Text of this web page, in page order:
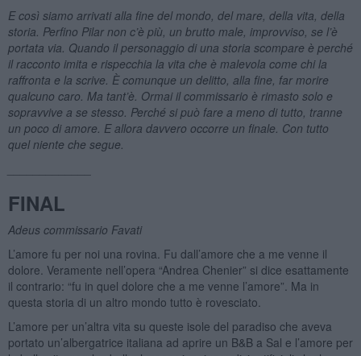
E così siamo arrivati alla fine del mondo, del mare, della vita, della
storia. Perfino Pilar non c’è più, un brutto male, improvviso, se l’è
portata via. Quando il personaggio di una storia scompare è perché
il racconto imita e rispecchia la vita che è malevola come chi la
raffronta e la scrive. È comunque un delitto, alla fine, far morire
qualcuno caro. Ma tant’è. Ormai il commissario è rimasto solo e
sopravvive a se stesso. Perché si può fare a meno di tutto, tranne
un poco di amore. E allora davvero occorre un finale. Con tutto
quel niente che segue.
FINAL
Adeus commissario Favati
L’amore fu per noi una rovina. Fu dall’amore che a me venne il
dolore. Veramente nell’opera “Andrea Chenier” si dice esattamente
il contrario: “fu in quel dolore che a me venne l’amore”. Ma in
questa storia di un altro mondo tutto è rovesciato.
L’amore per un’altra vita su queste isole del paradiso che aveva
portato un’albergatrice italiana ad aprire un B&B a Sal e l’amore per